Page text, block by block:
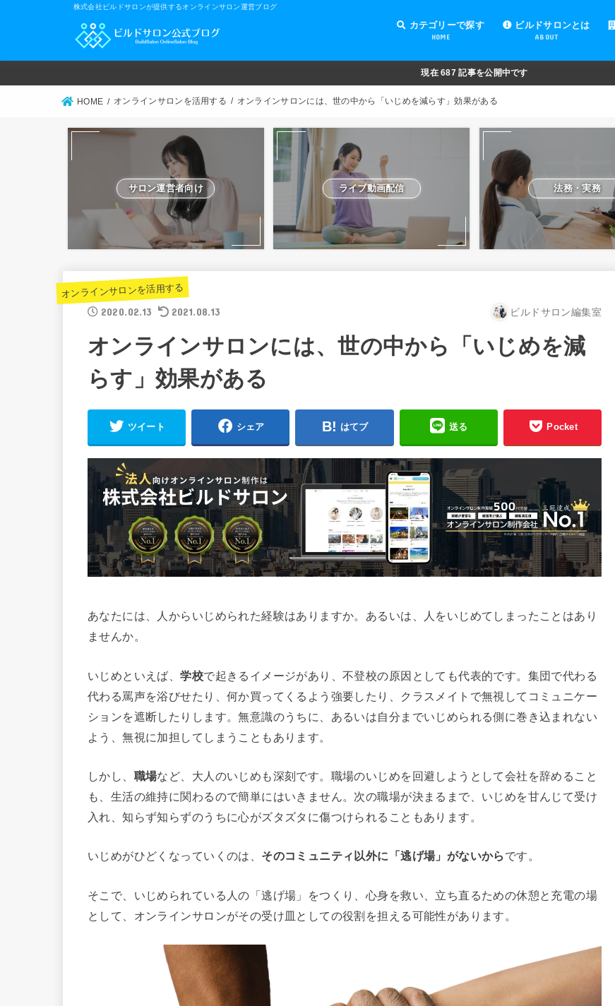
株式会社ビルドサロンが提供するオンラインサロン運営ブログ
カテゴリーで探す
HOME
オンラインサロンの運営
オンラインサロンの集客
オンラインサロンの紹介
オンラインサロンの活用
法務・実務
ライブ動画配信
動画制作・編集
セキュリティ対策
Facebook運営
会費設定
オンラインサロンの開設準備
道具・機材紹介と解説
NFT
ビルドサロンとは
ABOUT
現在687 記事を公開中です
HOME オンラインサロンを活用する オンラインサロンには、世の中から「いじめを減らす」効果がある
サロン運営者向け ライブ動画配信 法務・実務
オンラインサロンを活用する
2020.02.13 2021.08.13 ビルドサロン編集室
オンラインサロンには、世の中から「いじめを減
らす」効果がある
ツイート シェア はてブ 送る Pocket
あなたには、人からいじめられた経験はありますか。あるいは、人をいじめてしまったことはあり
ませんか。
いじめといえば、学校で起きるイメージがあり、不登校の原因としても代表的です。集団で代わる
代わる罵声を浴びせたり、何か買ってくるよう強要したり、クラスメイトで無視してコミュニケー
ションを遮断したりします。無意識のうちに、あるいは自分までいじめられる側に巻き込まれない
よう、無視に加担してしまうこともあります。
しかし、 職場など、大人のいじめも深刻です。職場のいじめを回避しようとして会社を辞めること
も、生活の維持に関わるので簡単にはいきません。次の職場が決まるまで、いじめを甘んじて受け
入れ、知らず知らずのうちに心がズタズタに傷つけられることもあります。
いじめがひどくなっていくのは、 そのコミュニティ以外に「逃げ場」がないから です。
そこで、いじめられている人の「逃げ場」をつくり、心身を救い、立ち直るための休憩と充電の場
として、オンラインサロンがその受け皿としての役割を担える可能性があります。